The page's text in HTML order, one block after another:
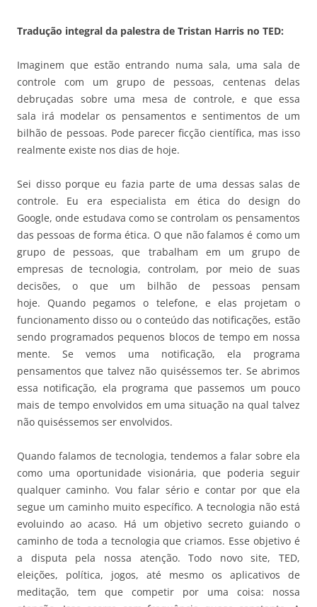
Tradução integral da palestra de Tristan Harris no TED:
Imaginem que estão entrando numa sala, uma sala de
controle com um grupo de pessoas, centenas delas
debruçadas sobre uma mesa de controle, e que essa
sala irá modelar os pensamentos e sentimentos de um
bilhão de pessoas. Pode parecer ficção científica, mas isso
realmente existe nos dias de hoje.
Sei disso porque eu fazia parte de uma dessas salas de
controle. Eu era especialista em ética do design do
Google, onde estudava como se controlam os pensamentos
das pessoas de forma ética. O que não falamos é como um
grupo de pessoas, que trabalham em um grupo de
empresas de tecnologia, controlam, por meio de suas
decisões, o que um bilhão de pessoas pensam
hoje. Quando pegamos o telefone, e elas projetam o
funcionamento disso ou o conteúdo das notificações, estão
sendo programados pequenos blocos de tempo em nossa
mente. Se vemos uma notificação, ela programa
pensamentos que talvez não quiséssemos ter. Se abrimos
essa notificação, ela programa que passemos um pouco
mais de tempo envolvidos em uma situação na qual talvez
não quiséssemos ser envolvidos.
Quando falamos de tecnologia, tendemos a falar sobre ela
como uma oportunidade visionária, que poderia seguir
qualquer caminho. Vou falar sério e contar por que ela
segue um caminho muito específico. A tecnologia não está
evoluindo ao acaso. Há um objetivo secreto guiando o
caminho de toda a tecnologia que criamos. Esse objetivo é
a disputa pela nossa atenção. Todo novo site, TED,
eleições, política, jogos, até mesmo os aplicativos de
meditação, tem que competir por uma coisa: nossa